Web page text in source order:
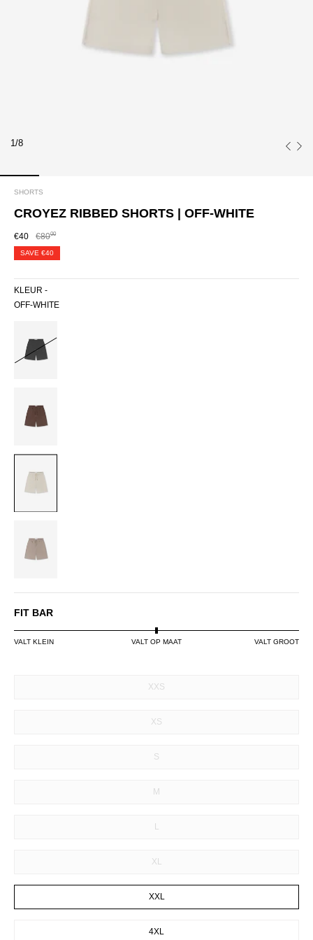
1/8
SHORTS
CROYEZ RIBBED SHORTS | OFF-WHITE
€40 €8000
SAVE €40
KLEUR -
OFF-WHITE
WHITE
FIT BAR
VALT KLEIN VALT OP MAAT VALT GROOT
XXS
XS
S
M
L
XL
XXL
4XL